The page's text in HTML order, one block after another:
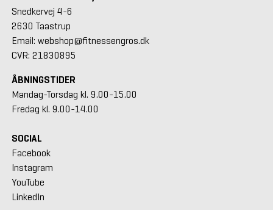
Snedkervej 4-6
2630 Taastrup
Email: webshop@fitnessengros.dk
CVR: 21830895
ÅBNINGSTIDER
Mandag-Torsdag kl. 9.00-15.00
Fredag kl. 9.00-14.00
SOCIAL
Facebook
Instagram
YouTube
LinkedIn